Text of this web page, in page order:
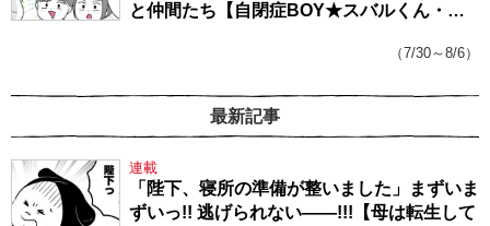
と仲間たち【自閉症BOY★スバルくん・
（7/30～8/6）
最新記事
連載
「陛下、寝所の準備が整いました」まずいま
ずいっ!! 逃げられない――!!!【母は転生して